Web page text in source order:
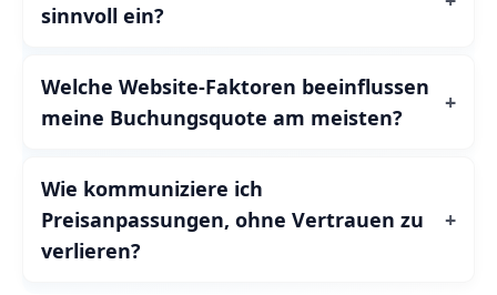
sinnvoll ein?
Welche Website-Faktoren beeinflussen
meine Buchungsquote am meisten?
Wie kommuniziere ich
Preisanpassungen, ohne Vertrauen zu
verlieren?